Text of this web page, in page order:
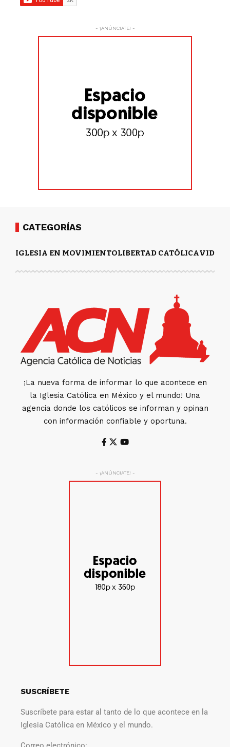
- ¡ANÚNCIATE! -
CATEGORÍAS
IGLESIA EN MOVIMIENTOLIBERTAD CATÓLICAVIDA
¡La nueva forma de informar lo que acontece en
la Iglesia Católica en México y el mundo! Una
agencia donde los católicos se informan y opinan
con información confiable y oportuna.
- ¡ANÚNCIATE! -
SUSCRÍBETE
Suscríbete para estar al tanto de lo que acontece en la
Iglesia Católica en México y el mundo.